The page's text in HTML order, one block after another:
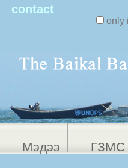
contact
only
Мэдээ ГЗМС